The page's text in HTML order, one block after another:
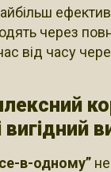
через
від часу
в-одному”не